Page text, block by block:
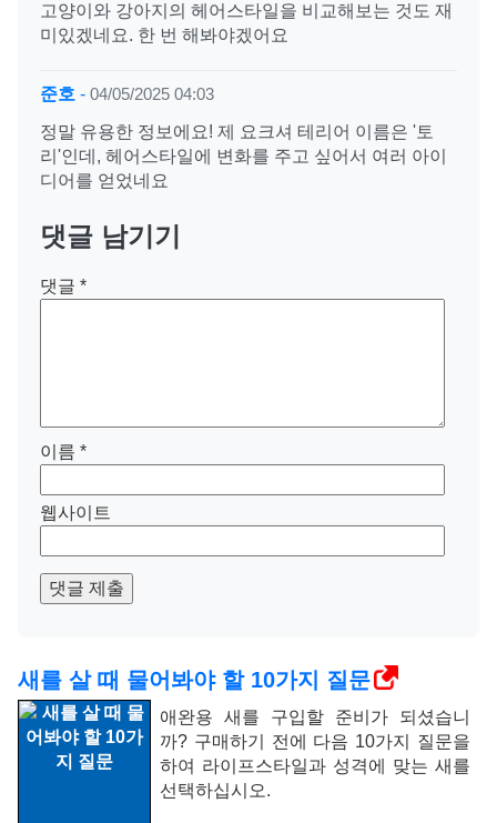
고양이와 강아지의 헤어스타일을 비교해보는 것도 재
미있겠네요. 한 번 해봐야겠어요
준호 - 04/05/2025 04:03
정말 유용한 정보에요! 제 요크셔 테리어 이름은 '토
리'인데, 헤어스타일에 변화를 주고 싶어서 여러 아이
디어를 얻었네요
댓글 남기기
댓글 *
이름 *
웹사이트
댓글 제출
새를 살 때 물어봐야 할 10가지 질문
애완용 새를 구입할 준비가 되셨습니
까? 구매하기 전에 다음 10가지 질문을
하여 라이프스타일과 성격에 맞는 새를
선택하십시오.